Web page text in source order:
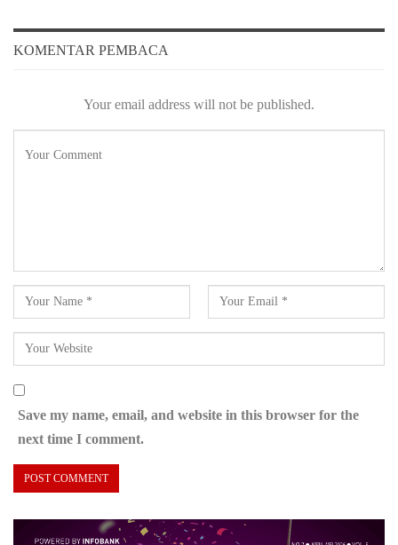
KOMENTAR PEMBACA
Your email address will not be published.
Save my name, email, and website in this browser for the
next time I comment.